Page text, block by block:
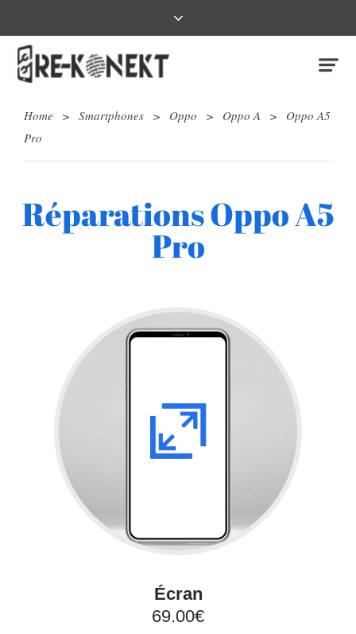
Home > Smartphones > Oppo > Oppo A >
Oppo A5
Pro
Réparations Oppo A5
Pro
Écran
69.00€